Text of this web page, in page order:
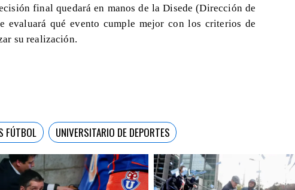
final quedará en manos de la Disede (Dirección de
evaluará qué evento cumple mejor con los criterios de
su realización.
FÚTBOL UNIVERSITARIO DE DEPORTES